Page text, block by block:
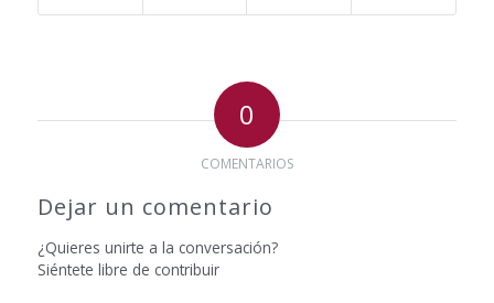
0
COMENTARIOS
Dejar un comentario
¿Quieres unirte a la conversación?
Siéntete libre de contribuir